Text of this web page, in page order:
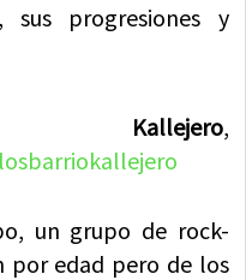
sus progresiones y
,
un grupo de rock-
por edad pero de los